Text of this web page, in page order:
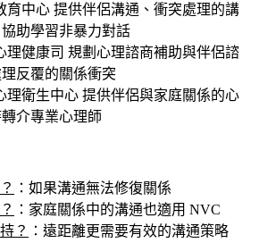
育中心 提供伴侶溝通、衝突處理的講
助學習非暴力對話
理健康司 規劃心理諮商補助與伴侶諮
反覆的關係衝突
理衛生中心 提供伴侶與家庭關係的心
介專業心理師
：如果溝通無法修復關係
：家庭關係中的溝通也適用 NVC
？ ：遠距離更需要有效的溝通策略